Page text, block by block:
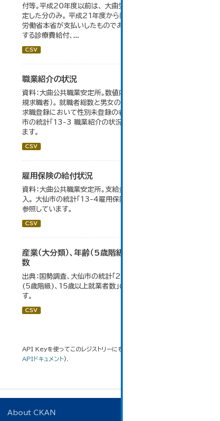
付等。平成20年度以前は、 大曲労働基準監督署が支給決
定した分のみ。 平成21年度からは、業務集中化により厚生
労働省本省が支払いしたものであり、指定医療機関等に対
する診療費給付、...
CSV
職業紹介の状況
資料：大曲公共職業安定所。数値内の就職率は（就職者/新
規求職者）。 就職者総数と男女の合計が一致しないのは、
求職登録において性別未登録の者も含まれるため。 大仙
市の統計「13-3 職業紹介の状況」のデータを参照してい
ます。
CSV
雇用保険の給付状況
資料：大曲公共職業安定所。支給金額の千円未満は四捨五
入。 大仙市の統計「13-4雇用保険の給付状況」のデータを
参照しています。
CSV
産業（大分類）、年齢（5歳階級）、15歳以上就業者
数
出典：国勢調査、大仙市の統計「2-7 産業(大分類)、年齢
(5歳階級)、15歳以上就業者数」のデータを参照していま
す。
CSV
API Keyを使ってこのレジストリーにもアクセス可能です
APIドキュメント).
About CKAN